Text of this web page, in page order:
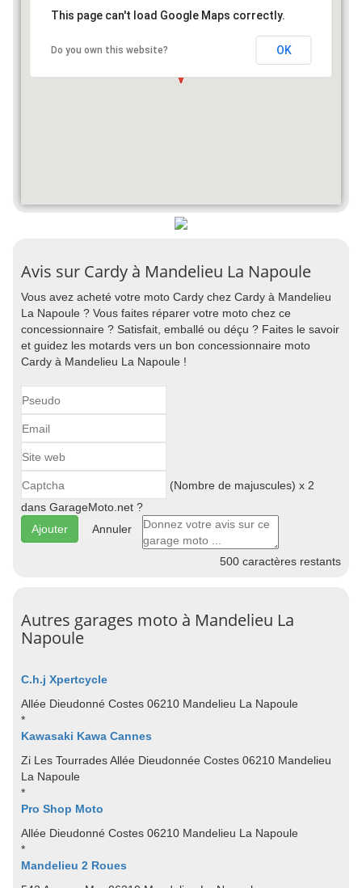
This page can't load Google Maps correctly.
Do you own this website? OK
Avis sur Cardy à Mandelieu La Napoule
Vous avez acheté votre moto Cardy chez Cardy à Mandelieu
La Napoule ? Vous faites réparer votre moto chez ce
concessionnaire ? Satisfait, emballé ou déçu ? Faites le savoir
et guidez les motards vers un bon concessionnaire moto
Cardy à Mandelieu La Napoule !
(Nombre de majuscules) x 2
dans GarageMoto.net ?
Annuler
500 caractères restants
Autres garages moto à Mandelieu La
Napoule
C.h.j Xpertcycle
Allée Dieudonné Costes 06210 Mandelieu La Napoule
*
Kawasaki Kawa Cannes
Zi Les Tourrades Allée Dieudonnée Costes 06210 Mandelieu
La Napoule
*
Pro Shop Moto
Allée Dieudonné Costes 06210 Mandelieu La Napoule
*
Mandelieu 2 Roues